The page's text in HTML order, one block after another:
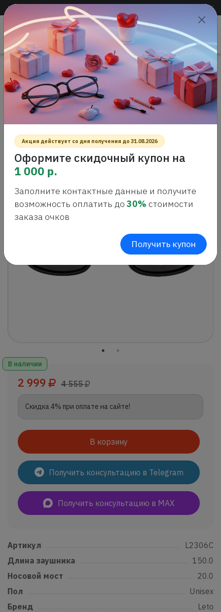
Доставка по всей России +7 (383) 288-54-55
САЛОН ОПТИКИ
Проверить
зрение
Главная
Интернет-магазин оптики
Солнцезащитные очки
Leto L2306 C Солнцезащитные очки
LETO L2306 C СОЛНЦЕЗАЩИТНЫЕ
ОЧКИ
В наличии
2 999 4 555
Скидка 4% при оплате на сайте!
В корзину
Получить консультацию в Telegram
Получить консультацию в MAX
Артикул
L2306C
Длина заушника
150.0
Носовой мост
20.0
Пол
Unisex
Бренд
Leto
Акция действует со дня получения до 31.08.2026
Оформите скидочный купон на
1 000 р.
Заполните контактные данные и получите
возможность оплатить до 30% стоимости
заказа очков
Получить купон